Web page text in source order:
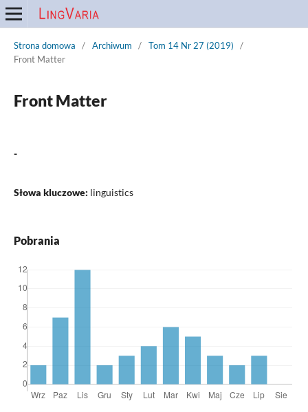
Strona domowa / Archiwum / Tom 14 Nr 27 (2019)
/
Front Matter
Front Matter
-
Słowa kluczowe: linguistics
Pobrania